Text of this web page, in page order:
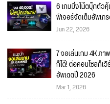
6 เกมมิ่งโน้ตบุ๊กตัว
ฟีเจอร์จัดเต็มอัพเก
Jun 22, 2026
7 จอเล่นเกม 4K ภ
ก็ได้! ต่อคอนโซลก็เ
อัพเดตปี 2026
Mar 1, 2026